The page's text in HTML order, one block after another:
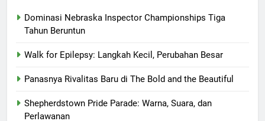
Dominasi Nebraska Inspector Championships Tiga
Tahun Beruntun
Walk for Epilepsy: Langkah Kecil, Perubahan Besar
Panasnya Rivalitas Baru di The Bold and the Beautiful
Shepherdstown Pride Parade: Warna, Suara, dan
Perlawanan